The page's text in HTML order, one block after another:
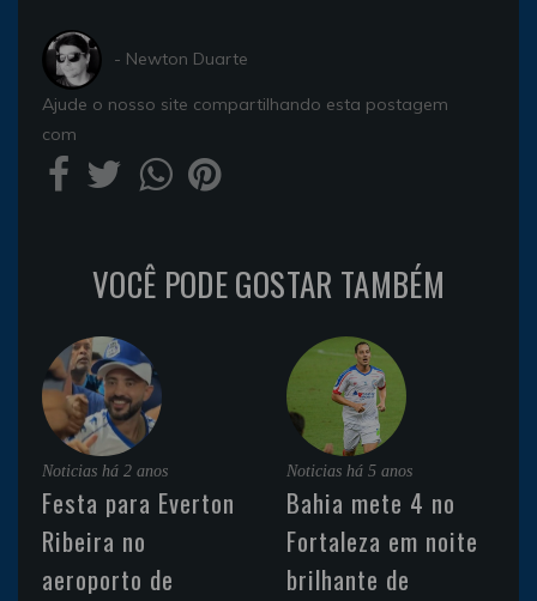
- Newton Duarte
Ajude o nosso site compartilhando esta postagem
com
VOCÊ PODE GOSTAR TAMBÉM
Noticias há 2 anos
Festa para Everton
Ribeira no
aeroporto de
Noticias há 5 anos
Bahia mete 4 no
Fortaleza em noite
brilhante de